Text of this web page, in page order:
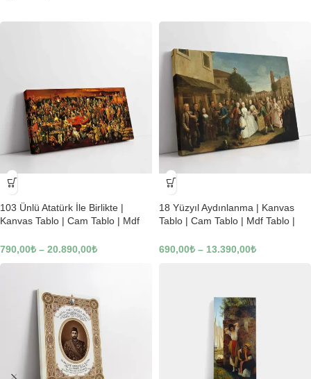
-23%
103 Ünlü Atatürk İle Birlikte |
Kanvas Tablo | Cam Tablo | Mdf
790,00₺ – 20.890,00₺
-23%
18 Yüzyıl Aydınlanma | Kanvas
Tablo | Cam Tablo | Mdf Tablo |
690,00₺ – 13.390,00₺